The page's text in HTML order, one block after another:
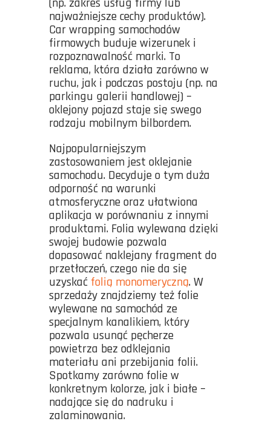
najważniejsze cechy produktów).
Car wrapping samochodów
firmowych buduje wizerunek i
rozpoznawalność marki. To
reklama, która działa zarówno w
ruchu, jak i podczas postoju (np. na
parkingu galerii handlowej) –
oklejony pojazd staje się swego
rodzaju mobilnym bilbordem.
Najpopularniejszym
zastosowaniem jest oklejanie
samochodu. Decyduje o tym duża
odporność na warunki
atmosferyczne oraz ułatwiona
aplikacja w porównaniu z innymi
produktami. Folia wylewana dzięki
swojej budowie pozwala
dopasować naklejany fragment do
przetłoczeń, czego nie da się
uzyskać folią monomeryczną. W
sprzedaży znajdziemy też folie
wylewane na samochód ze
specjalnym kanalikiem, który
pozwala usunąć pęcherze
powietrza bez odklejania
materiału ani przebijania folii.
Spotkamy zarówno folie w
konkretnym kolorze, jak i białe –
nadające się do nadruku i
zalaminowania.